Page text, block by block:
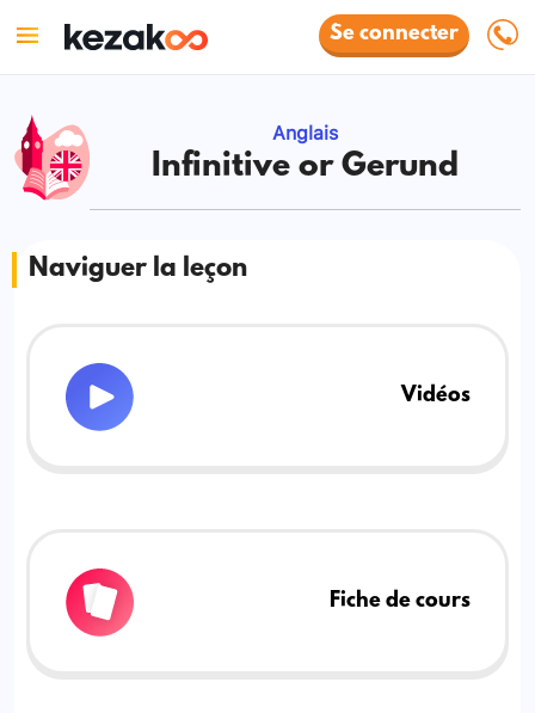
Se connecter
Anglais
Infinitive or Gerund
Naviguer la leçon
Vidéos
Fiche de cours